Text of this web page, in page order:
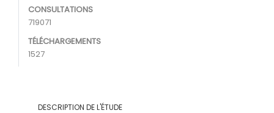
CONSULTATIONS
719071
TÉLÉCHARGEMENTS
1527
DESCRIPTION DE L'ÉTUDE